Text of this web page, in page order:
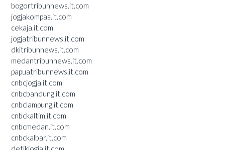
bogortribunnews.it.com
jogjakompas.it.com
cekaja.it.com
jogjatribunnews.it.com
dkitribunnews.it.com
medantribunnews.it.com
papuatribunnews.it.com
cnbcjogja.it.com
cnbcbandung.it.com
cnbclampung.it.com
cnbckaltim.it.com
cnbcmedan.it.com
cnbckalbar.it.com